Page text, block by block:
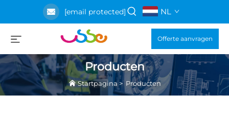
[email protected] NL
Offerte aanvragen
Producten
Startpagina> Producten